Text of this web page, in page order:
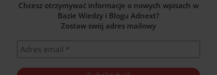
Chcesz otrzymywać informacje o nowych wpisach w
Bazie Wiedzy i Blogu Adnext?
Zostaw swój adres mailowy